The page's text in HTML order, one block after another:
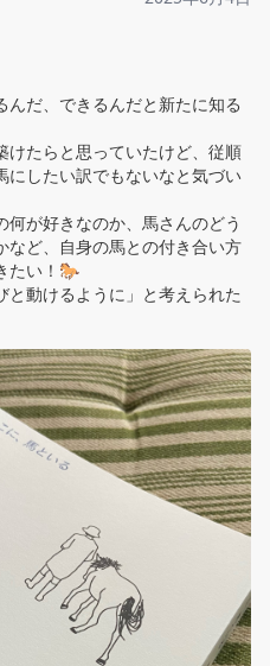
だ、できるんだと新たに知る
けたらと思っていたけど、従順
にしたい訳でもないなと気づい
が好きなのか、馬さんのどう
など、自身の馬との付き合い方
たい！🐎
動けるように」と考えられた